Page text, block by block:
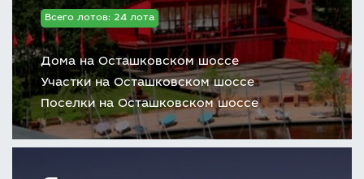
Всего лотов: 24 лота
Дома на Осташковском шоссе
Участки на Осташковском шоссе
Поселки на Осташковском шоссе